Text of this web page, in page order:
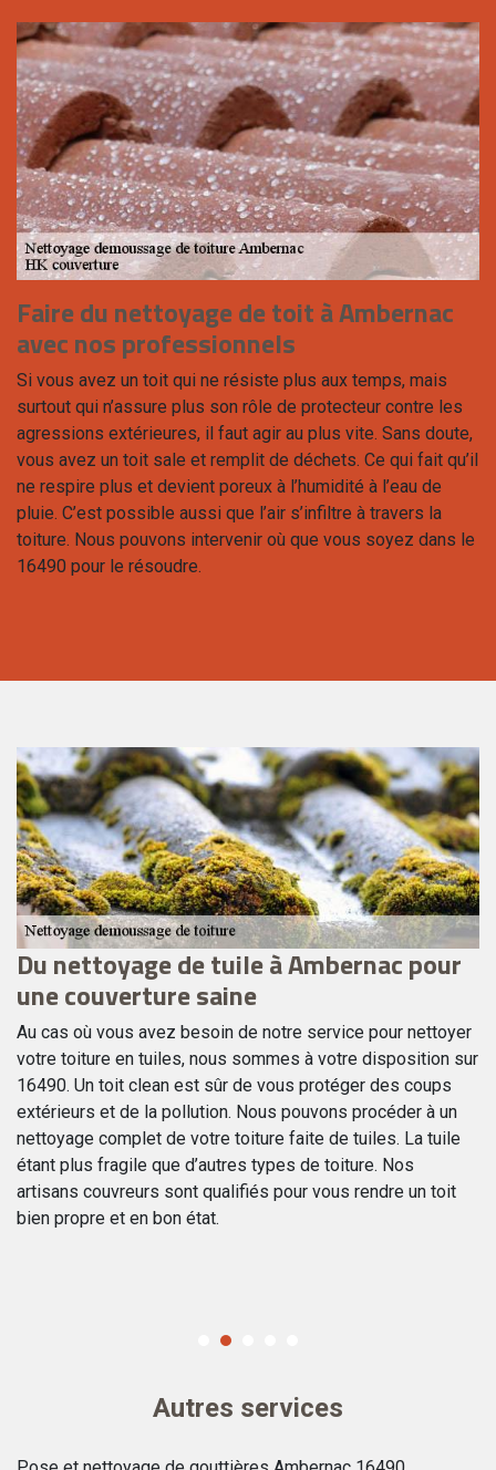
Faire du nettoyage de toit à Ambernac
avec nos professionnels
Si vous avez un toit qui ne résiste plus aux temps, mais
surtout qui n’assure plus son rôle de protecteur contre les
agressions extérieures, il faut agir au plus vite. Sans doute,
vous avez un toit sale et remplit de déchets. Ce qui fait qu’il
ne respire plus et devient poreux à l’humidité à l’eau de
pluie. C’est possible aussi que l’air s’infiltre à travers la
toiture. Nous pouvons intervenir où que vous soyez dans le
16490 pour le résoudre.
Du nettoyage de tuile à Ambernac pour
une couverture saine
Au cas où vous avez besoin de notre service pour nettoyer
votre toiture en tuiles, nous sommes à votre disposition sur
16490. Un toit clean est sûr de vous protéger des coups
extérieurs et de la pollution. Nous pouvons procéder à un
nettoyage complet de votre toiture faite de tuiles. La tuile
étant plus fragile que d’autres types de toiture. Nos
artisans couvreurs sont qualifiés pour vous rendre un toit
bien propre et en bon état.
Autres services